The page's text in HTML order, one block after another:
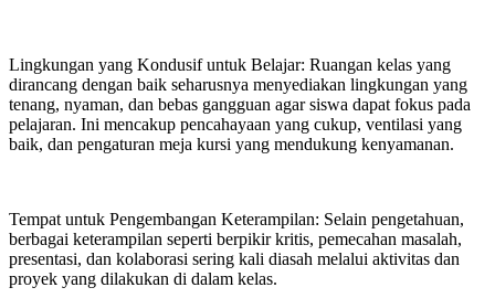
Lingkungan yang Kondusif untuk Belajar: Ruangan kelas yang
dirancang dengan baik seharusnya menyediakan lingkungan yang
tenang, nyaman, dan bebas gangguan agar siswa dapat fokus pada
pelajaran. Ini mencakup pencahayaan yang cukup, ventilasi yang
baik, dan pengaturan meja kursi yang mendukung kenyamanan.
Tempat untuk Pengembangan Keterampilan: Selain pengetahuan,
berbagai keterampilan seperti berpikir kritis, pemecahan masalah,
presentasi, dan kolaborasi sering kali diasah melalui aktivitas dan
proyek yang dilakukan di dalam kelas.